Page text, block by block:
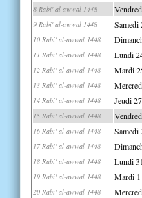
8 Rabi' al-awwal 1448
9 Rabi' al-awwal 1448 Samedi
10 Rabi' al-awwal 1448
11 Rabi' al-awwal 1448 Lundi
12 Rabi' al-awwal 1448 Mardi
13 Rabi' al-awwal 1448
14 Rabi' al-awwal 1448 Jeudi
15 Rabi' al-awwal 1448
16 Rabi' al-awwal 1448 Samedi
17 Rabi' al-awwal 1448
18 Rabi' al-awwal 1448 Lundi
19 Rabi' al-awwal 1448 Mardi 1
20 Rabi' al-awwal 1448